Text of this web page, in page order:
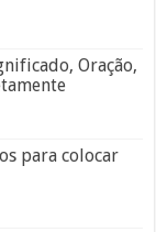
Oração,
para colocar